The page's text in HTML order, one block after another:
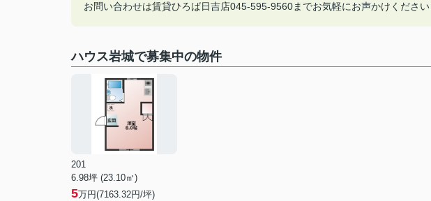
お問い合わせは賃貸ひろば日吉店045-595-9560までお気軽にお声かけください
ハウス岩城で募集中の物件
201
6.98坪 (23.10㎡)
5万円(7163.32円/坪)